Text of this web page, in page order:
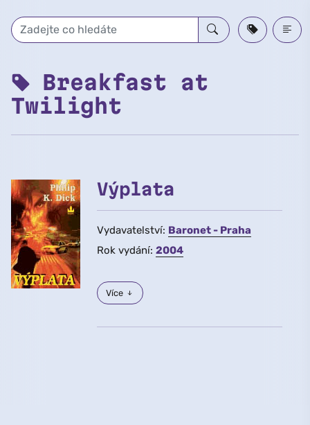
Breakfast at
Twilight
Výplata
Vydavatelství: Baronet - Praha
Rok vydání: 2004
Více